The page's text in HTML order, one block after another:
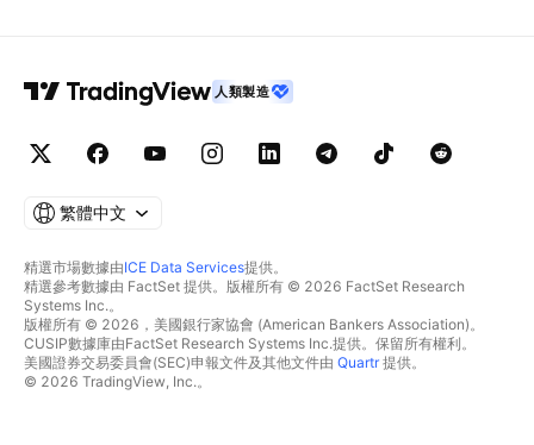
人類製造
繁體中文
精選市場數據由ICE Data Services提供。
精選參考數據由 FactSet 提供。版權所有 © 2026 FactSet Research
Systems Inc.。
版權所有 © 2026，美國銀行家協會 (American Bankers Association)。
CUSIP數據庫由FactSet Research Systems Inc.提供。保留所有權利。
美國證券交易委員會(SEC)申報文件及其他文件由 Quartr提供。
© 2026 TradingView, Inc.。